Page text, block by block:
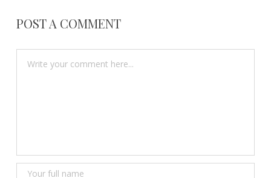
POST A COMMENT